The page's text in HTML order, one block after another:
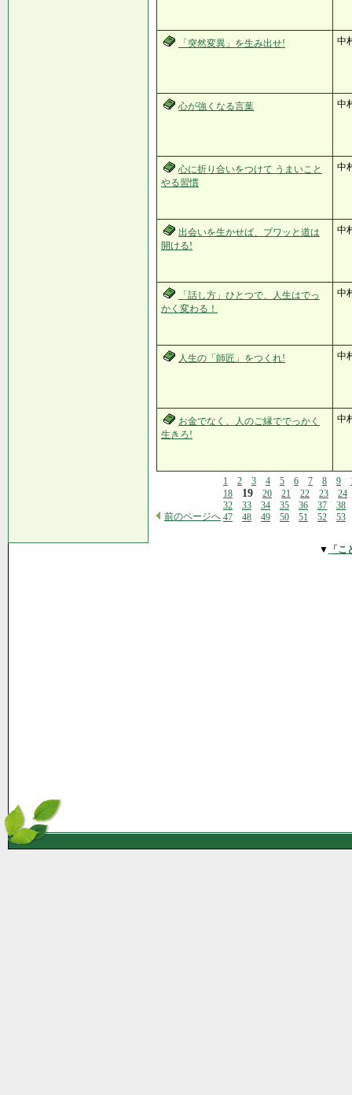
「突然変異」を生み出せ! 中
心が強くなる言葉 中
心に折り合いをつけて うまいこと
やる習慣
中
出会いを生かせば、ブワッと道は
開ける!
中
「話し方」ひとつで、人生はでっ
かく変わる！
中
人生の「師匠」をつくれ! 中
お金でなく、人のご縁ででっかく
生きろ!
中
前のページへ
1 2 3 4 5 6 7 8 9
18
19 20 21 22 23
24
32
33 34 35 36 37
38
47
48 49 50 51 52 53
▼ 「